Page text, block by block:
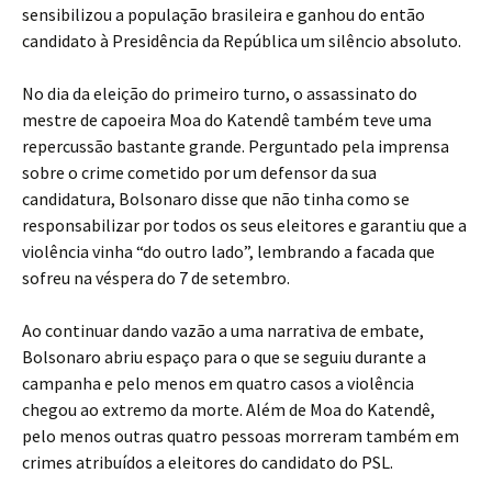
sensibilizou a população brasileira e ganhou do então
candidato à Presidência da República um silêncio absoluto.
No dia da eleição do primeiro turno, o assassinato do
mestre de capoeira Moa do Katendê também teve uma
repercussão bastante grande. Perguntado pela imprensa
sobre o crime cometido por um defensor da sua
candidatura, Bolsonaro disse que não tinha como se
responsabilizar por todos os seus eleitores e garantiu que a
violência vinha “do outro lado”, lembrando a facada que
sofreu na véspera do 7 de setembro.
Ao continuar dando vazão a uma narrativa de embate,
Bolsonaro abriu espaço para o que se seguiu durante a
campanha e pelo menos em quatro casos a violência
chegou ao extremo da morte. Além de Moa do Katendê,
pelo menos outras quatro pessoas morreram também em
crimes atribuídos a eleitores do candidato do PSL.